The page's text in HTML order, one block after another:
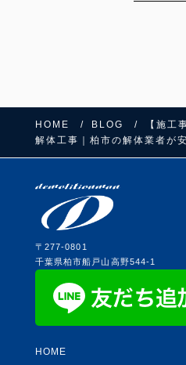
HOME BLOG
【施工
解体工事｜柏市の解体業者が
〒277-0801
千葉県柏市船戸山高野544-1
HOME